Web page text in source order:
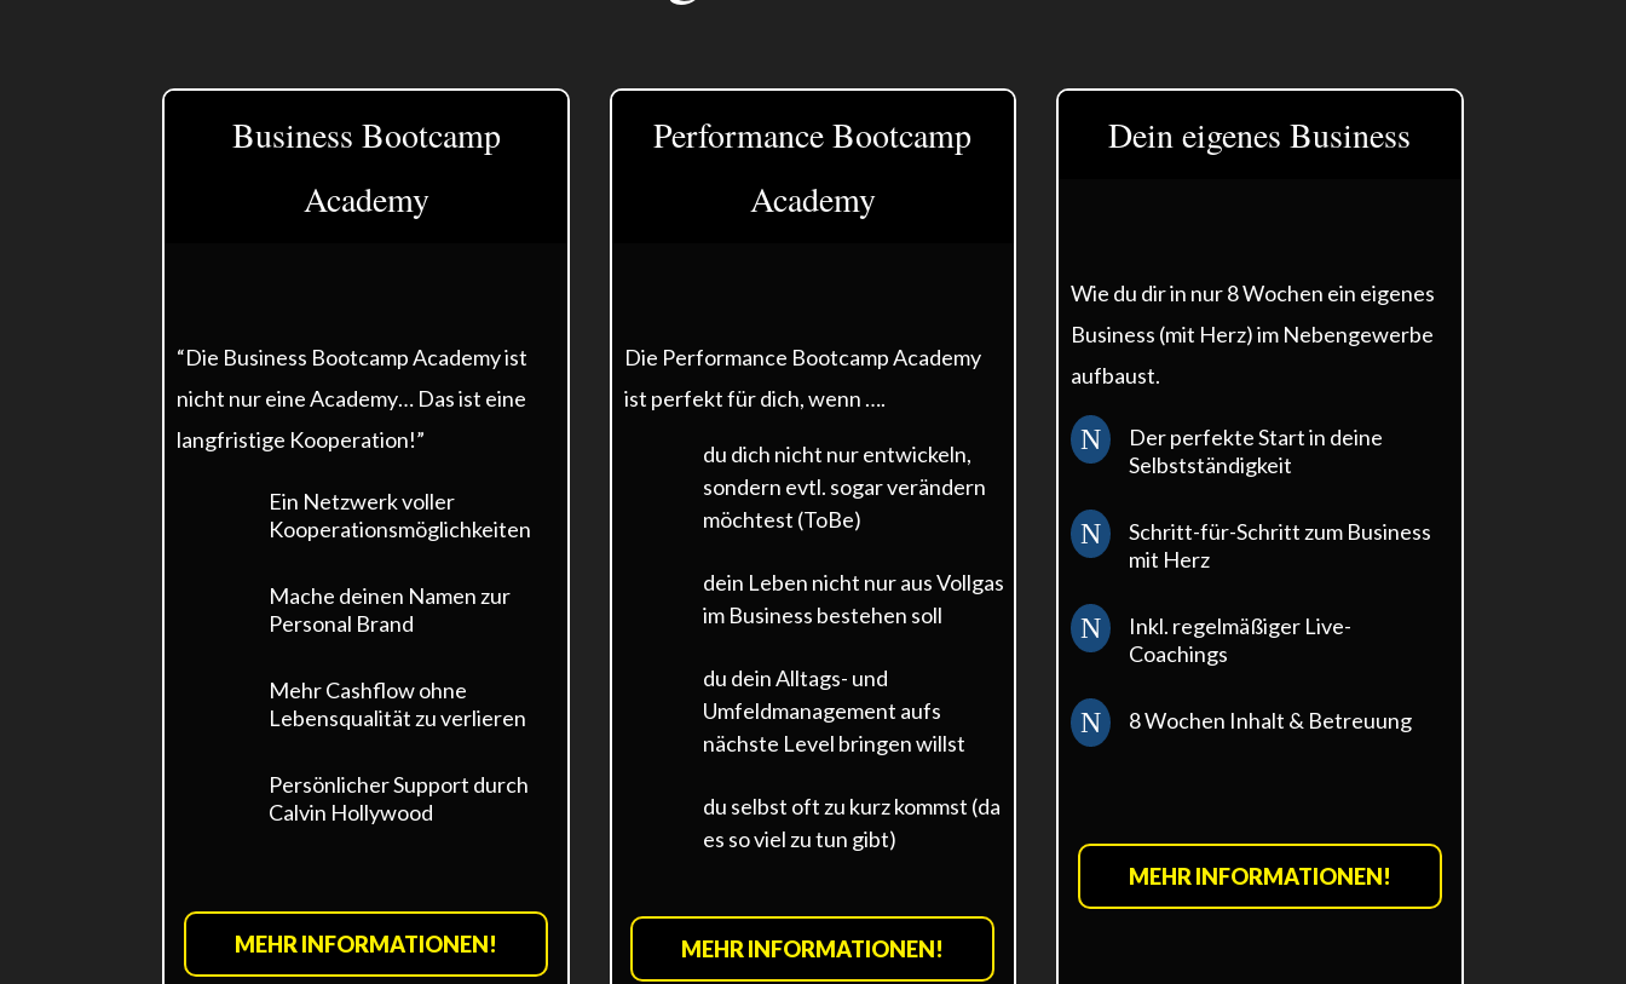
Business Bootcamp
Academy
“Die Business Bootcamp Academy ist
nicht nur eine Academy… Das ist eine
langfristige Kooperation!”
Ein Netzwerk voller
Kooperationsmöglichkeiten
Mache deinen Namen zur
Personal Brand
Mehr Cashflow ohne
Lebensqualität zu verlieren
Persönlicher Support durch
Calvin Hollywood
MEHR INFORMATIONEN!
Performance Bootcamp
Academy
Die Performance Bootcamp Academy
ist perfekt für dich, wenn ….
du dich nicht nur entwickeln,
sondern evtl. sogar verändern
möchtest (ToBe)
dein Leben nicht nur aus Vollgas
im Business bestehen soll
du dein Alltags- und
Umfeldmanagement aufs
nächste Level bringen willst
du selbst oft zu kurz kommst (da
es so viel zu tun gibt)
MEHR INFORMATIONEN!
Dein eigenes Business
Wie du dir in nur 8 Wochen ein eigenes
Business (mit Herz) im Nebengewerbe
aufbaust.
N
Der perfekte Start in deine
Selbstständigkeit
N
Schritt-für-Schritt zum Business
mit Herz
N
Inkl. regelmäßiger Live-
Coachings
N 8 Wochen Inhalt & Betreuung
MEHR INFORMATIONEN!